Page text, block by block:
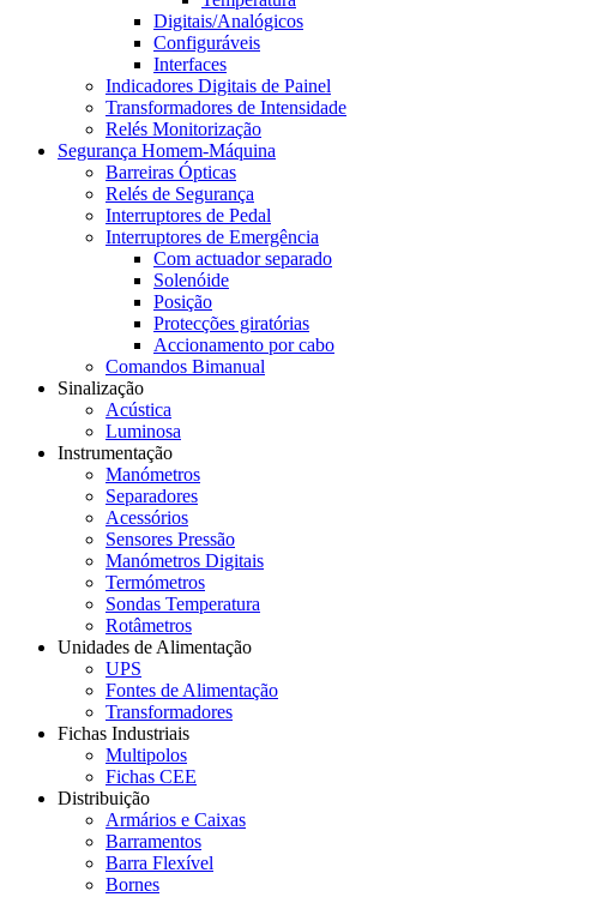
Digitais/Analógicos
Configuráveis
Interfaces
Indicadores Digitais de Painel
Transformadores de Intensidade
Relés Monitorização
Segurança Homem-Máquina
Barreiras Ópticas
Relés de Segurança
Interruptores de Pedal
Interruptores de Emergência
Com actuador separado
Solenóide
Posição
Protecções giratórias
Accionamento por cabo
Comandos Bimanual
Sinalização
Acústica
Luminosa
Instrumentação
Manómetros
Separadores
Acessórios
Sensores Pressão
Manómetros Digitais
Termómetros
Sondas Temperatura
Rotâmetros
Unidades de Alimentação
UPS
Fontes de Alimentação
Transformadores
Fichas Industriais
Multipolos
Fichas CEE
Distribuição
Armários e Caixas
Barramentos
Barra Flexível
Bornes